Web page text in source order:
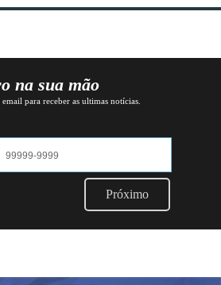
na sua mão
para receber as ultimas notícias.
Próximo